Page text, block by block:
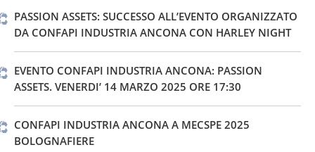
PASSION ASSETS: SUCCESSO ALL’EVENTO ORGANIZZATO
DA CONFAPI INDUSTRIA ANCONA CON HARLEY NIGHT
EVENTO CONFAPI INDUSTRIA ANCONA: PASSION
ASSETS. VENERDI’ 14 MARZO 2025 ORE 17:30
CONFAPI INDUSTRIA ANCONA A MECSPE 2025
BOLOGNAFIERE